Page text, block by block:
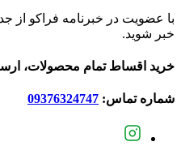
با عضویت در خبرنامه فراکو از
خبر شوید.
خرید اقساط تمام محصولات،
شماره تماس: 09376324747